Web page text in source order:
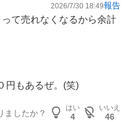
2026/7/30 18:49報告
て売れなくなるから余計
円もあるぜ。(笑)
ましたか？
はい
4
いいえ
46